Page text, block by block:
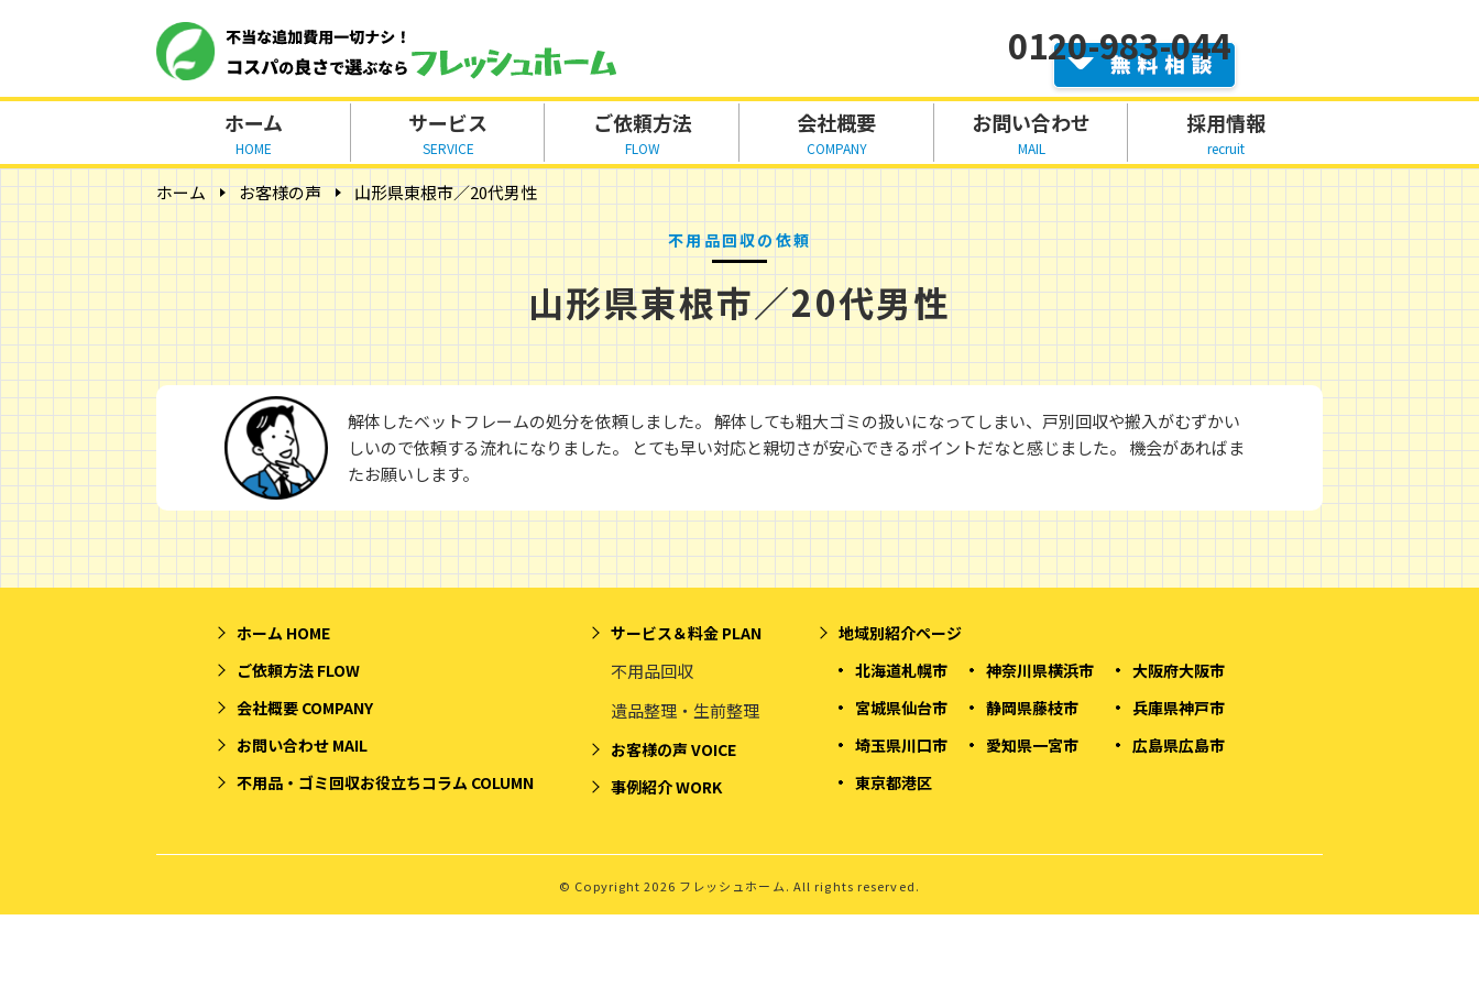
0120-983-044
ホーム
HOME
サービス
SERVICE
ご依頼方法
FLOW
会社概要
COMPANY
お問い合わせ
MAIL
採用情報
recruit
ホーム お客様の声 山形県東根市／20代男性
不用品回収の依頼
山形県東根市／20代男性
解体したベットフレームの処分を依頼しました。 解体しても粗大ゴミの扱いになってしまい、戸別回収や搬入がむずかい
しいので依頼する流れになりました。 とても早い対応と親切さが安心できるポイントだなと感じました。 機会があればま
たお願いします。
ホーム HOME
ご依頼方法 FLOW
会社概要 COMPANY
お問い合わせ MAIL
不用品・ゴミ回収お役立ちコラム COLUMN
サービス＆料金 PLAN
不用品回収
遺品整理・生前整理
お客様の声VOICE
事例紹介WORK
地域別紹介ページ
北海道札幌市
宮城県仙台市
埼玉県川口市
東京都港区
神奈川県横浜市
静岡県藤枝市
愛知県一宮市
大阪府大阪市
兵庫県神戸市
広島県広島市
© Copyright 2026 フレッシュホーム. All rights reserved.